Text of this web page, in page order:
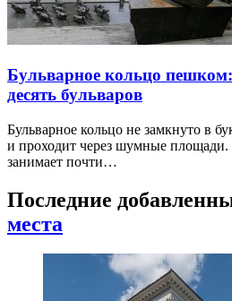
Бульварное кольцо
десять бульваров
Бульварное кольцо не замкнуто в
и проходит через шумные
занимает почти…
Последние
места